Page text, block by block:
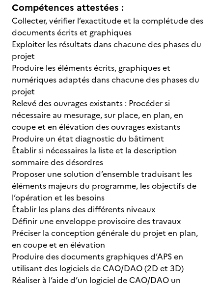
Compétences attestées :
Collecter, vérifier l’exactitude et la complétude des
documents écrits et graphiques
Exploiter les résultats dans chacune des phases du
projet
Produire les éléments écrits, graphiques et
numériques adaptés dans chacune des phases du
projet
Relevé des ouvrages existants : Procéder si
nécessaire au mesurage, sur place, en plan, en
coupe et en élévation des ouvrages existants
Produire un état diagnostic du bâtiment
Établir si nécessaires la liste et la description
sommaire des désordres
Proposer une solution d’ensemble traduisant les
éléments majeurs du programme, les objectifs de
l’opération et les besoins
Établir les plans des différents niveaux
Définir une enveloppe provisoire des travaux
Préciser la conception générale du projet en plan,
en coupe et en élévation
Produire des documents graphiques d’APS en
utilisant des logiciels de CAO/DAO (2D et 3D)
Réaliser à l’aide d’un logiciel de CAO/DAO un